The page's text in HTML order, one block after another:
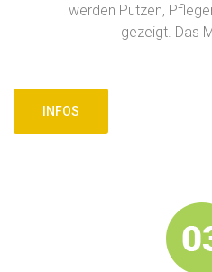
werden Putzen,
gezeigt. Das
INFOS